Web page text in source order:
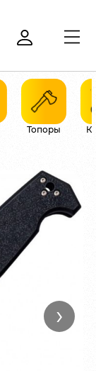
Топоры
›